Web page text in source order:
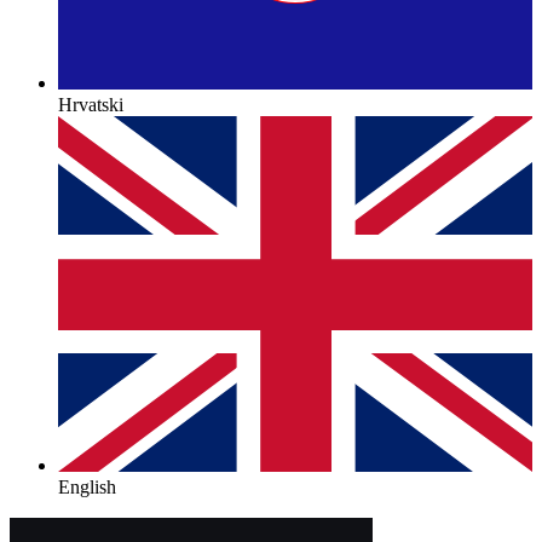
Hrvatski
English